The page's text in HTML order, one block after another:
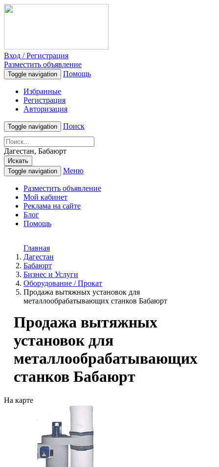
Вход / Регистрация
Разместить объявление
Toggle navigation Помощь
Избранные
Регистрация
Авторизация
Toggle navigation Поиск
Дагестан, Бабаюрт
Искать
Toggle navigation
Меню
Разместить объявление
Мой кабинет
Реклама на сайте
Блог
Помощь
Главная
Дагестан
Бабаюрт
Бизнес и Услуги
Оборудование / Прокат
Продажа вытяжных установок для
металлообрабатывающих станков Бабаюрт
Продажа вытяжных
установок для
металлообрабатывающих
станков Бабаюрт
На карте